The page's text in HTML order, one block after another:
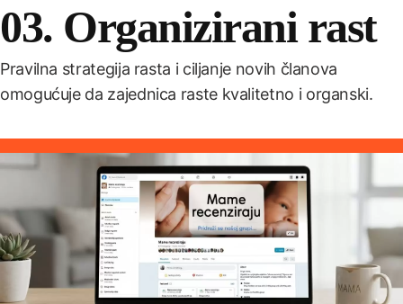
03. Organizirani rast
Pravilna strategija rasta i ciljanje novih članova
omogućuje da zajednica raste kvalitetno i organski.